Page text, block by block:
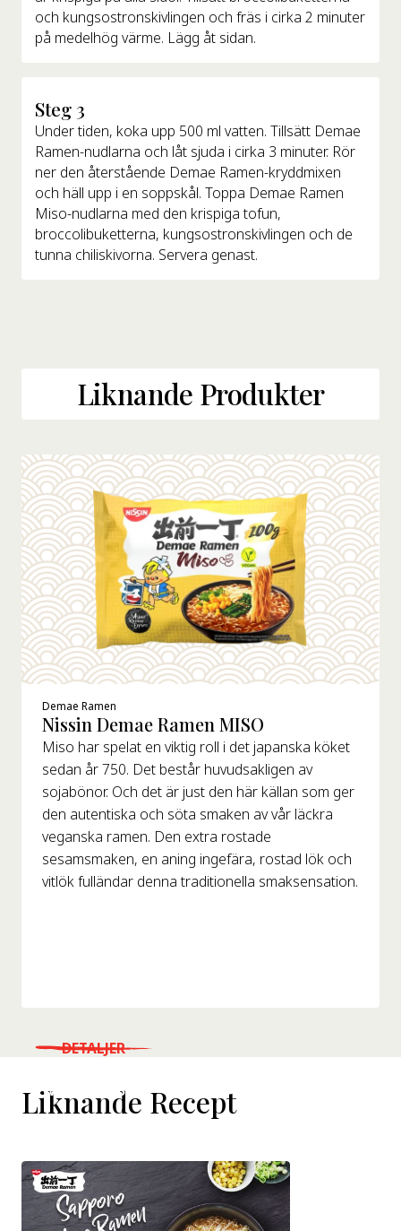
och kungsostronskivlingen och fräs i cirka 2 minuter
på medelhög värme. Lägg åt sidan.
Steg 3
Under tiden, koka upp 500 ml vatten. Tillsätt Demae
Ramen-nudlarna och låt sjuda i cirka 3 minuter. Rör
ner den återstående Demae Ramen-kryddmixen
och häll upp i en soppskål. Toppa Demae Ramen
Miso-nudlarna med den krispiga tofun,
broccolibuketterna, kungsostronskivlingen och de
tunna chiliskivorna. Servera genast.
Liknande Produkter
Demae Ramen
Nissin Demae Ramen MISO
Miso har spelat en viktig roll i det japanska köket
sedan år 750. Det består huvudsakligen av
sojabönor. Och det är just den här källan som ger
den autentiska och söta smaken av vår läckra
veganska ramen. Den extra rostade
sesamsmaken, en aning ingefära, rostad lök och
vitlök fulländar denna traditionella smaksensation.
WHERE TO BUY
DETALJER
Liknande Recept